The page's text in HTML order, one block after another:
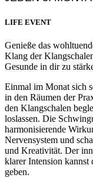
LIFE EVENT
Genieße das
Klang der
Gesunde in dir zu
Einmal im Monat sich
in den Räumen der
den Klangschalen
loslassen. Die
harmonisierende
Nervensystem und
und Kreativität. Der
klarer Intension kannst
geben.